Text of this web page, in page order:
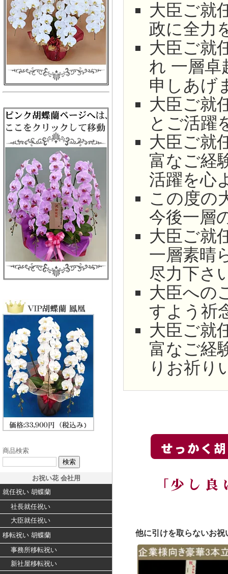
商品検索
お祝い花 会社用
就任祝い 胡蝶蘭
社長就任祝い
大臣就任祝い
移転祝い 胡蝶蘭
事務所移転祝い
新社屋移転祝い
大臣ご就
政に全力
大臣ご就
れ 一層卓
申しあげ
大臣ご就
とご活躍
大臣ご就
富なご経
活躍を心
この度の
今後一層
大臣ご就
一層素晴
尽力下さ
大臣への
すよう祈
大臣ご就
富なご経
りお祈り
他に引けを取らないお祝